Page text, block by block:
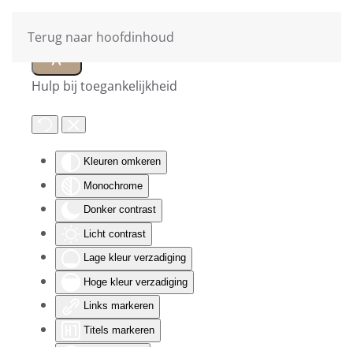
Hulp bij toegankelijkheid
Kleuren omkeren
Monochrome
Donker contrast
Licht contrast
Lage kleur verzadiging
Hoge kleur verzadiging
Links markeren
Titels markeren
Terug naar hoofdinhoud